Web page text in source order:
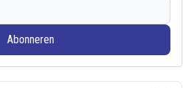
Abonneren